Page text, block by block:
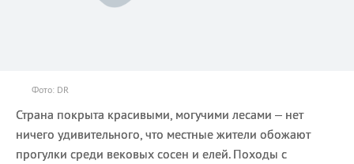
Фото: DR
Страна покрыта красивыми, могучими лесами – нет
ничего удивительного, что местные жители обожают
прогулки среди вековых сосен и елей. Походы с